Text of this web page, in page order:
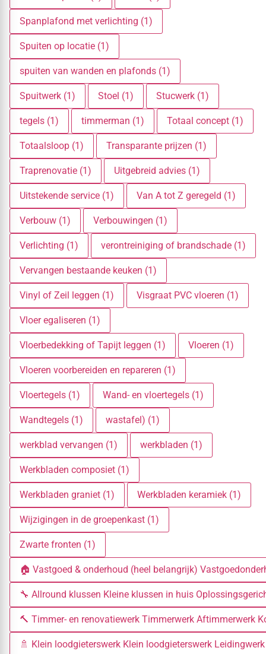
Spanplafond met verlichting (1)
Spuiten op locatie (1)
spuiten van wanden en plafonds (1)
Spuitwerk (1) Stoel (1) Stucwerk (1)
tegels (1) timmerman (1) Totaal concept (1)
Totaalsloop (1) Transparante prijzen (1)
Traprenovatie (1) Uitgebreid advies (1)
Uitstekende service (1) Van A tot Z geregeld (1)
Verbouw (1) Verbouwingen (1)
Verlichting (1) verontreiniging of brandschade (1)
Vervangen bestaande keuken (1)
Vinyl of Zeil leggen (1) Visgraat PVC vloeren (1)
Vloer egaliseren (1)
Vloerbedekking of Tapijt leggen (1) Vloeren (1)
Vloeren voorbereiden en repareren (1)
Vloertegels (1) Wand- en vloertegels (1)
Wandtegels (1) wastafel) (1)
werkblad vervangen (1) werkbladen (1)
Werkbladen composiet (1)
Werkbladen graniet (1) Werkbladen keramiek (1)
Wijzigingen in de groepenkast (1)
Zwarte fronten (1)
🏠 Vastgoed & onderhoud (heel belangrijk)
🔧 Allround klussen Kleine klussen in huis
🔨 Timmer- en renovatiewerk Timmerwerk Aftimmerwerk
🚿 Klein loodgieterswerk Klein loodgieterswerk